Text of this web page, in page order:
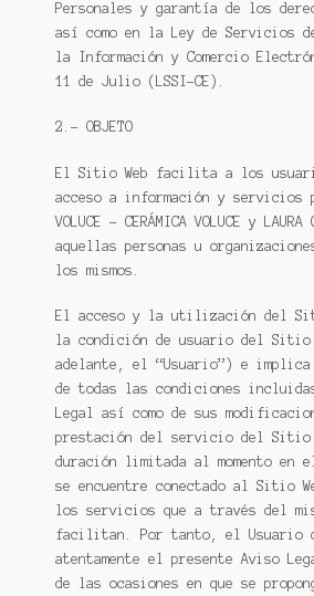
Personales y garantía de los
así como en la Ley de Servicios
la Información y Comercio
11 de Julio (LSSI-CE).
2.- OBJETO
El Sitio Web facilita a los
acceso a información y servicios
VOLUCE – CERÁMICA VOLUCE y LAURA
aquellas personas u
los mismos.
El acceso y la utilización del
la condición de usuario del Sitio
adelante, el “Usuario”) e
de todas las condiciones
Legal así como de sus
prestación del servicio del Sitio
duración limitada al momento en
se encuentre conectado al Sitio
los servicios que a través del
facilitan. Por tanto, el Usuario
atentamente el presente Aviso
de las ocasiones en que se